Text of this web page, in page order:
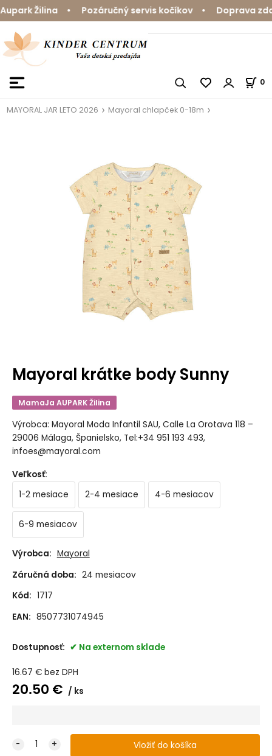
Žilina • Pozáručný servis kočíkov • Doprava
0
MAYORAL JAR LETO 2026 Mayoral chlapček 0-18m
Mayoral krátke body Sunny
MamaJa AUPARK Žilina
Výrobca: Mayoral Moda Infantil SAU, Calle La Orotava 118 –
29006 Málaga, Španielsko, Tel:+34 951 193 493,
infoes@mayoral.com
Veľkosť:
1-2 mesiace
2-4 mesiace 4-6 mesiacov
6-9 mesiacov
Výrobca: Mayoral
Záručná doba: 24 mesiacov
Kód: 1717
EAN: 8507731074945
Dostupnosť: Na externom sklade
16.67 € bez DPH
20.50 € ks